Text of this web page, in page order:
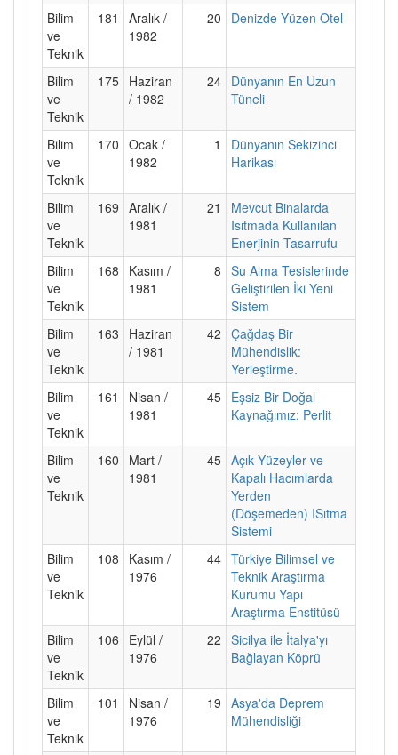
Bilim
ve
Teknik
181
Aralık /
1982
20 Denizde Yüzen Otel
Bilim
ve
Teknik
175 Haziran
/ 1982
24 Dünyanın En Uzun
Tüneli
Bilim
ve
Teknik
170 Ocak /
1982
1
Dünyanın Sekizinci
Harikası
Bilim
ve
Teknik
169 Aralık /
1981
21
Mevcut Binalarda
Isıtmada Kullanılan
Enerjinin Tasarrufu
Bilim
ve
Teknik
168
Kasım /
1981
8 Su Alma Tesislerinde
Geliştirilen İki Yeni
Sistem
Bilim
ve
Teknik
163
Haziran
/ 1981
42 Çağdaş Bir
Mühendislik:
Yerleştirme.
Bilim
ve
Teknik
161
Nisan /
1981
45 Eşsiz Bir Doğal
Kaynağımız: Perlit
Bilim
ve
Teknik
160
Mart /
1981
45 Açık Yüzeyler ve
Kapalı Hacımlarda
Yerden
(Döşemeden) ISıtma
Sistemi
Bilim
ve
Teknik
108
Kasım /
1976
44 Türkiye Bilimsel ve
Teknik Araştırma
Kurumu Yapı
Araştırma Enstitüsü
Bilim
ve
Teknik
106
Eylül /
1976
22 Sicilya ile İtalya'yı
Bağlayan Köprü
Bilim
ve
Teknik
101
Nisan /
1976
19 Asya'da Deprem
Mühendisliği